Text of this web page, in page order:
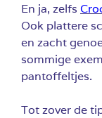
En ja, zelfs
Ook plattere
en zacht
sommige
pantoffeltjes.
Tot zover de